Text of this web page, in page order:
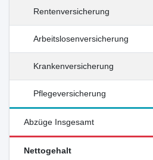
Rentenversicherung
Arbeitslosenversicherung
Krankenversicherung
Pflegeversicherung
Abzüge Insgesamt
Nettogehalt